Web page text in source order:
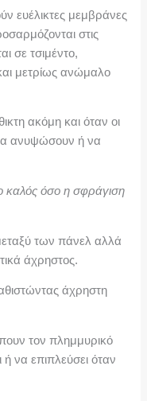
ευέλικτες μεμβράνες
στις
σε τσιμέντο,
μετρίως ανώμαλο
ακόμη και όταν οι
ανυψώσουν ή να
καλός όσο η σφράγιση
των πάνελ αλλά
άχρηστος.
άχρηστη
τον πλημμυρικό
ή να επιπλεύσει όταν